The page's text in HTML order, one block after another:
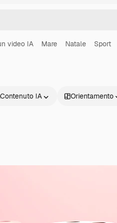
video IA Mare Natale Sport
Contenuto IA Orientamento